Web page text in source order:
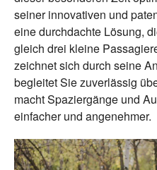
seiner innovativen und
eine durchdachte Lösung,
gleich drei kleine
zeichnet sich durch seine
begleitet Sie zuverlässig
macht Spaziergänge und
einfacher und angenehmer.